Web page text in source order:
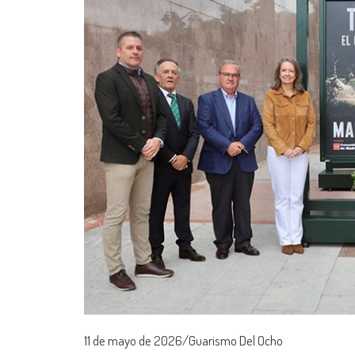
11 de mayo de 2026/Guarismo Del Ocho